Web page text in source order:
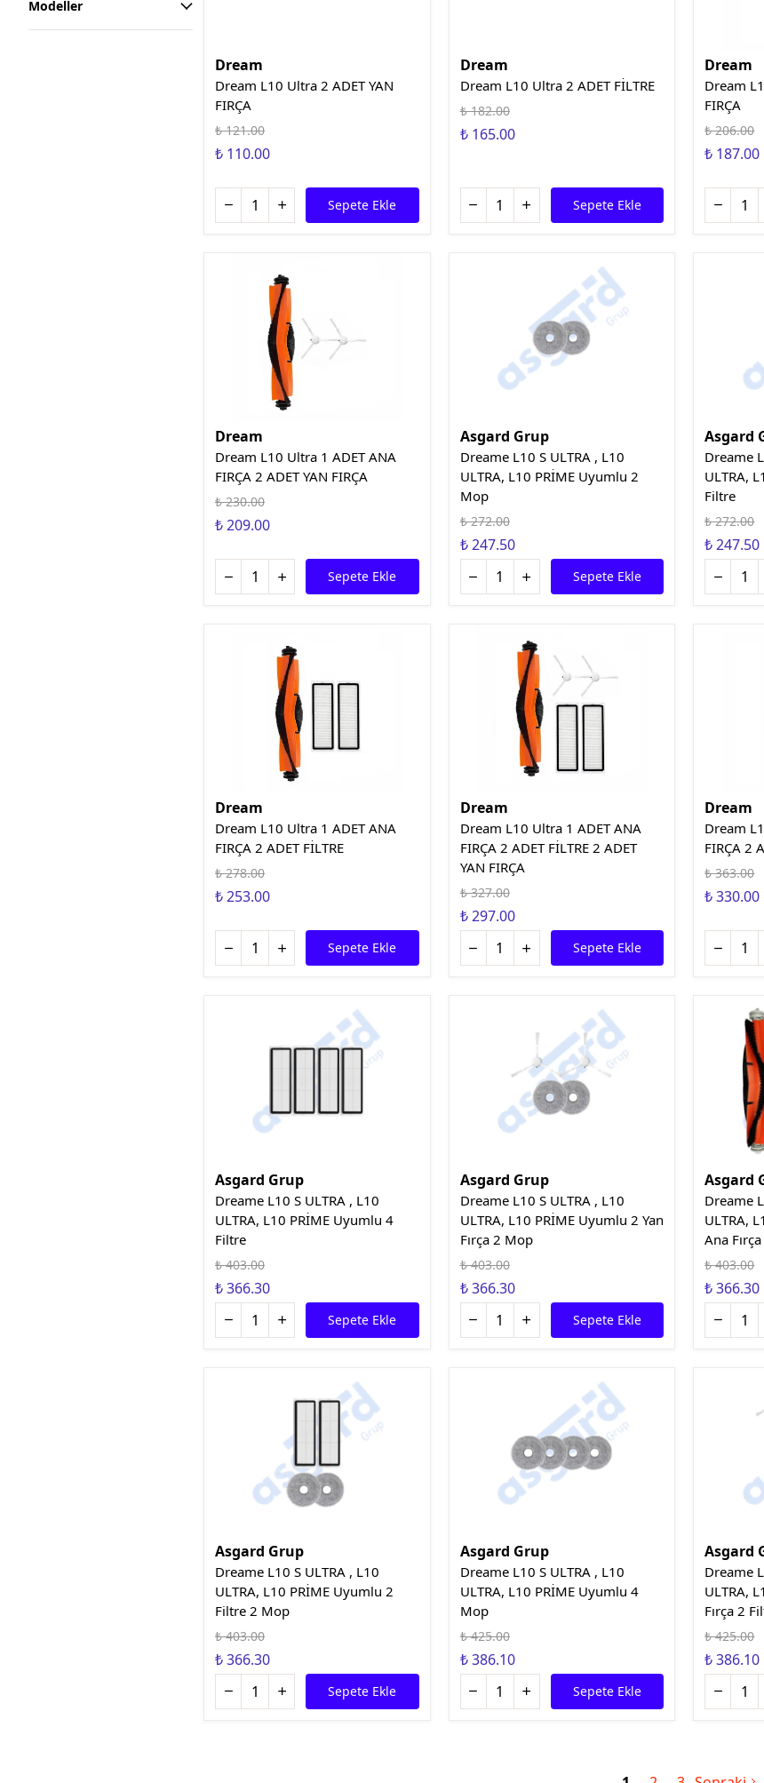
Modeller
Dream
Dream L10 Ultra 2 ADET YAN
FIRÇA
₺ 121.00
₺ 110.00
Sepete Ekle
Dream
Dream L10 Ultra 2 ADET FİLTRE
₺ 182.00
₺ 165.00
Sepete Ekle
Dream
Dream
FIRÇA
₺ 206.00
₺ 187.00
Dream
Dream L10 Ultra 1 ADET ANA
FIRÇA 2 ADET YAN FIRÇA
₺ 230.00
₺ 209.00
Sepete Ekle
Asgard Grup
Dreame L10 S ULTRA , L10
ULTRA, L10 PRİME Uyumlu 2
Mop
₺ 272.00
₺ 247.50
Sepete Ekle
Asgard
Dreame
ULTRA,
Filtre
₺ 272.00
₺ 247.50
Dream
Dream L10 Ultra 1 ADET ANA
FIRÇA 2 ADET FİLTRE
₺ 278.00
₺ 253.00
Sepete Ekle
Dream
Dream L10 Ultra 1 ADET ANA
FIRÇA 2 ADET FİLTRE 2 ADET
YAN FIRÇA
₺ 327.00
₺ 297.00
Sepete Ekle
Dream
Dream
FIRÇA 2
₺ 363.00
₺ 330.00
Asgard Grup
Dreame L10 S ULTRA , L10
ULTRA, L10 PRİME Uyumlu 4
Filtre
₺ 403.00
₺ 366.30
Sepete Ekle
Asgard Grup
Dreame L10 S ULTRA , L10
ULTRA, L10 PRİME Uyumlu 2 Yan
Fırça 2 Mop
₺ 403.00
₺ 366.30
Sepete Ekle
Asgard
Dreame
ULTRA,
Ana
₺ 403.00
₺ 366.30
Asgard Grup
Dreame L10 S ULTRA , L10
ULTRA, L10 PRİME Uyumlu 2
Filtre 2 Mop
₺ 403.00
₺ 366.30
Sepete Ekle
Asgard Grup
Dreame L10 S ULTRA , L10
ULTRA, L10 PRİME Uyumlu 4
Mop
₺ 425.00
₺ 386.10
Sepete Ekle
Asgard
Dreame
ULTRA,
Fırça 2
₺ 425.00
₺ 386.10